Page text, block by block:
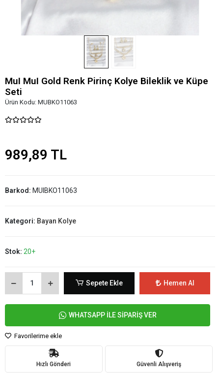
MuI MuI Gold Renk Pirinç Kolye Bileklik ve Küpe
Seti
Ürün Kodu: MUBKO11063
989,89 TL
Barkod: MUIBKO11063
Kategori: Bayan Kolye
Stok: 20+
Sepete Ekle Hemen Al
WHATSAPP İLE SİPARİŞ VER
Favorilerime ekle
Hızlı Gönderi Güvenli Alışveriş